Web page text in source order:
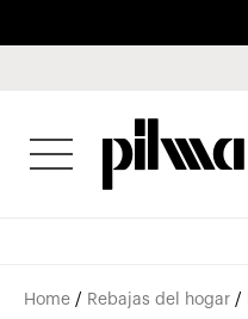
pilma
Home / Rebajas del hogar /